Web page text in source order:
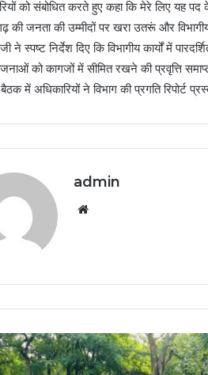
को संबोधित करते हुए कहा कि मेरे लिए यह
की जनता की उम्मीदों पर खरा उतरूं और
ने स्पष्ट निर्देश दिए कि विभागीय कार्यों में
को कागजों में सीमित रखने की प्रवृत्ति
में अधिकारियों ने विभाग की प्रगति रिपोर्ट
admin